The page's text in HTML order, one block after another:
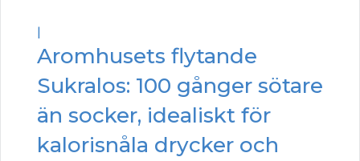
|
Aromhusets flytande
Sukralos: 100 gånger sötare
än socker, idealiskt för
kalorisnåla drycker och